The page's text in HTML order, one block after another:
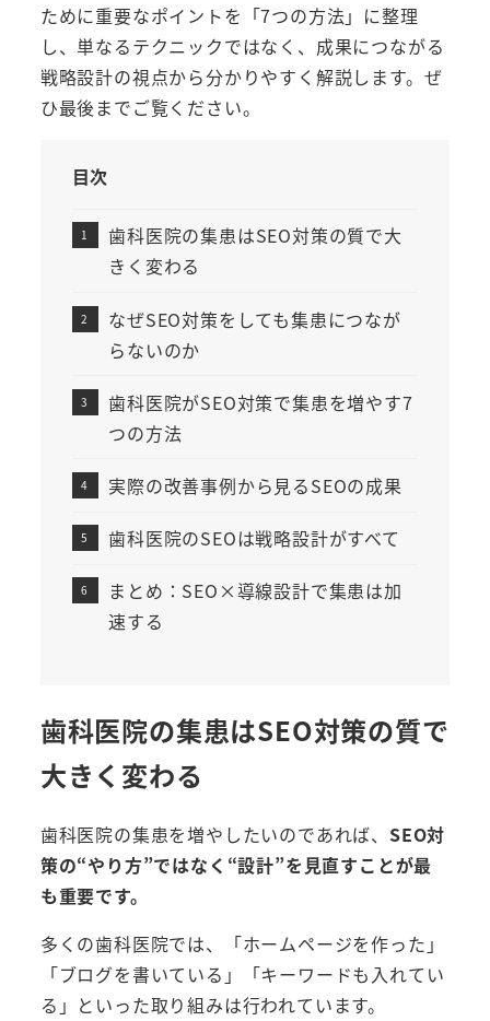
ために重要なポイントを「7つの方法」に整理
し、単なるテクニックではなく、成果につながる
戦略設計の視点から分かりやすく解説します。ぜ
ひ最後までご覧ください。
目次
歯科医院の集患はSEO対策の質で大
きく変わる
なぜSEO対策をしても集患につなが
らないのか
歯科医院がSEO対策で集患を増やす7
つの方法
実際の改善事例から見るSEOの成果
歯科医院のSEOは戦略設計がすべて
まとめ：SEO×導線設計で集患は加
速する
歯科医院の集患はSEO対策の質で
大きく変わる
歯科医院の集患を増やしたいのであれば、 SEO対
策の“やり方”ではなく“設計”を見直すことが最
も重要です。
多くの歯科医院では、「ホームページを作った」
「ブログを書いている」「キーワードも入れてい
る」といった取り組みは行われています。